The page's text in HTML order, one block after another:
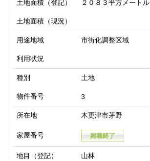
土地面積（登記） ２０８３平方メートル
土地面積（現況）
用途地域 市街化調整区域
利用状況
種別 土地
物件番号 3
所在地 木更津市茅野
家屋番号
地目（登記） 山林